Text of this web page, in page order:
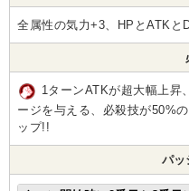
全属性の気力+3、HPとATKと
1ターンATKが超大幅上昇
ージを与える、必殺技が50%
ップ!!
パッ